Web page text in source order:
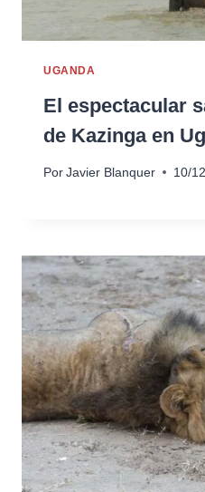
UGANDA
El espectacular
de Kazinga en
Por Javier Blanquer 10/